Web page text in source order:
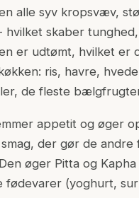
alle syv kropsvæv,
skaber
er udtømt, hvilket er
ris, havre,
de fleste
appetit og øger
der gør de
øger Pitta og
(yoghurt,